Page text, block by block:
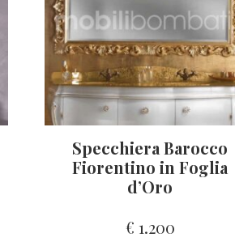
Specchiera Barocco
Fiorentino in Foglia
d’Oro
€ 1.200